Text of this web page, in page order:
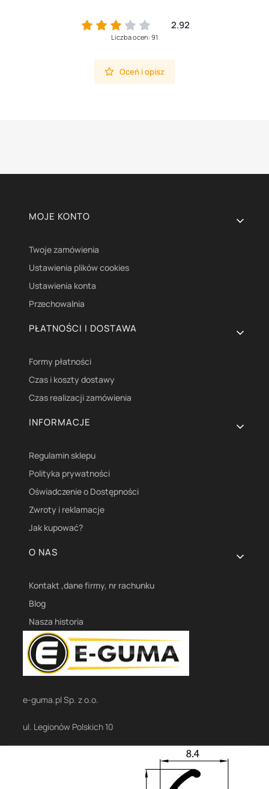
2.92
Liczba ocen: 91
Oceń i opisz
Linki w stopce
MOJE KONTO
Twoje zamówienia
Ustawienia plików cookies
Ustawienia konta
Przechowalnia
PŁATNOŚCI I DOSTAWA
Formy płatności
Czas i koszty dostawy
Czas realizacji zamówienia
INFORMACJE
Regulamin sklepu
Polityka prywatności
Oświadczenie o Dostępności
Zwroty i reklamacje
Jak kupować?
O NAS
Kontakt ,dane firmy, nr rachunku
Blog
Nasza historia
e-guma.pl Sp. z o.o.
ul. Legionów Polskich 10